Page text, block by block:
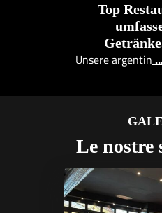
Top
Unsere argentin
Le nostre